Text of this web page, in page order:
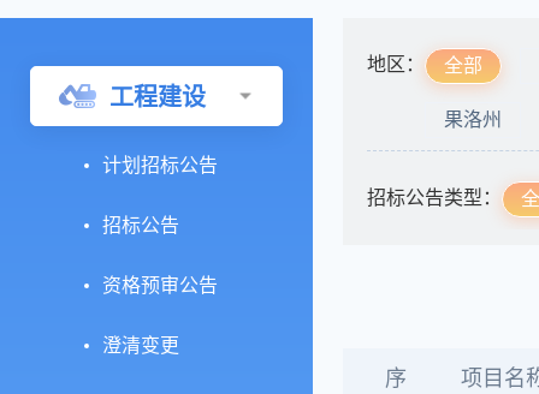
工程建设
计划招标公告
招标公告
资格预审公告
澄清变更
地区： 全部
果洛州
招标公告类型：
序 项目名